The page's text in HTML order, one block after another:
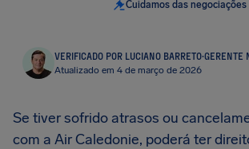
Cuidamos das negociações
VERIFICADO POR LUCIANO BARRETO·GERENTE
Atualizado em 4 de março de 2026
Se tiver sofrido atrasos ou
com a Air Caledonie, poderá ter